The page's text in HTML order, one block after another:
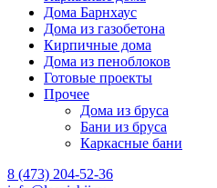
Дома Барнхаус
Дома из газобетона
Кирпичные дома
Дома из пеноблоков
Готовые проекты
Прочее
Дома из бруса
Бани из бруса
Каркасные бани
8 (473) 204-52-36